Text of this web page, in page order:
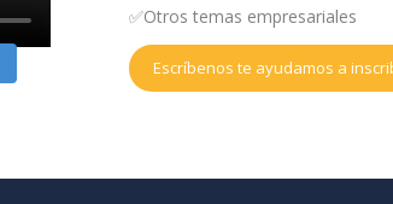
✅Otros temas empresariales
Escríbenos te ayudamos a